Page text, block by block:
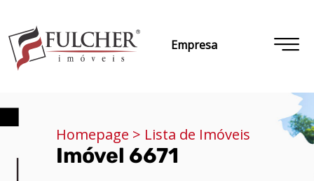
Empresa
Homepage > Lista de Imóveis
Imóvel 6671